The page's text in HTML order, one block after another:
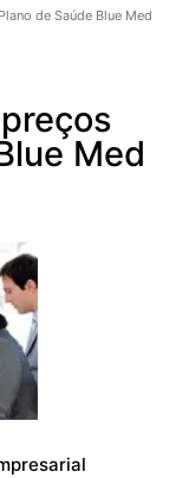
Plano de Saúde Blue Med
Med